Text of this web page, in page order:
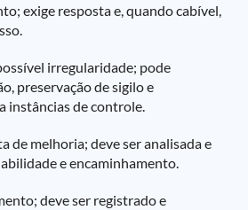
exige resposta e, quando cabível,
irregularidade; pode
preservação de sigilo e
instâncias de controle.
de melhoria; deve ser analisada e
e encaminhamento.
deve ser registrado e